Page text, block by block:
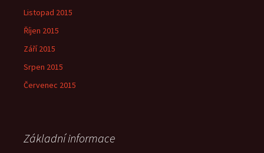
Listopad 2015
Říjen 2015
Září 2015
Srpen 2015
Červenec 2015
Základní informace